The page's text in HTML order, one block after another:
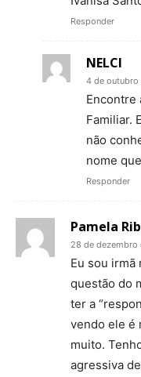
Responder
NELCI
4 de outubro
Encontre
Familiar.
não
nome
Responder
Pamela
28 de dezembro
Eu sou irmã
questão do
ter a
vendo ele é
muito.
agressiva